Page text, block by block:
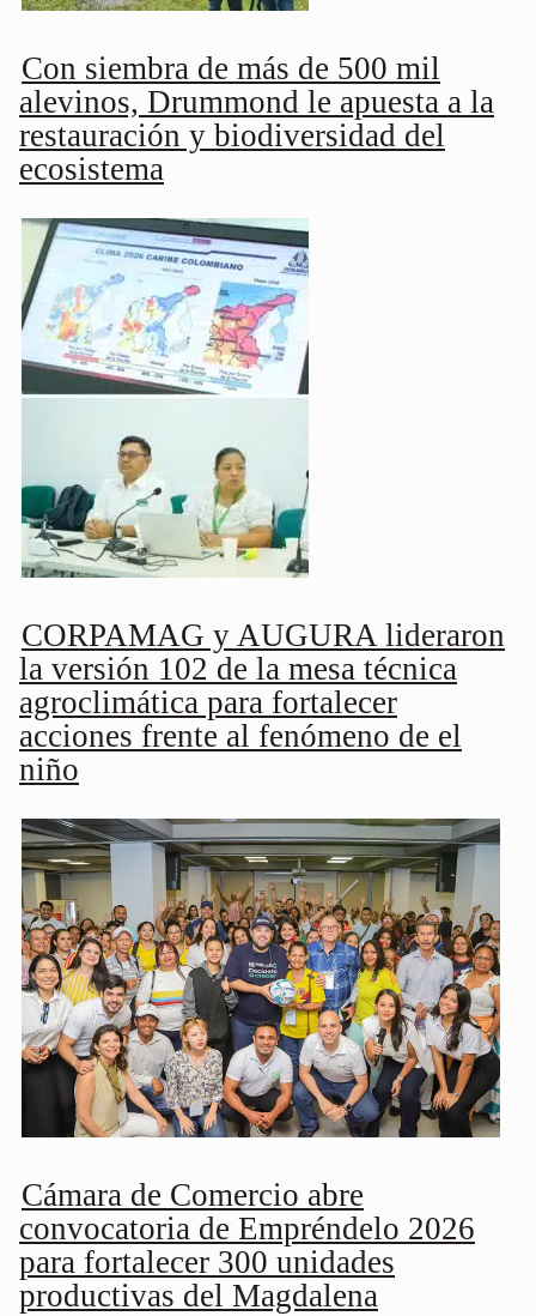
Con siembra de más de 500 mil
alevinos, Drummond le apuesta a la
restauración y biodiversidad del
ecosistema
CORPAMAG y AUGURA lideraron
la versión 102 de la mesa técnica
agroclimática para fortalecer
acciones frente al fenómeno de el
niño
Cámara de Comercio abre
convocatoria de Empréndelo 2026
para fortalecer 300 unidades
productivas del Magdalena